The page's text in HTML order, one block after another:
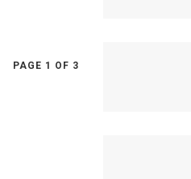
PAGE 1 OF 3